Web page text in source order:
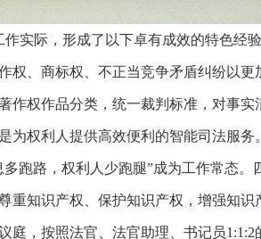
际，形成了以下卓有成效的特色经
、商标权、不正当竞争矛盾纠纷以
权作品分类，统一裁判标准，对事
权利人提供高效便利的智能司法服
跑路，权利人少跑腿”成为工作常态
知识产权、保护知识产权，增强知
，按照法官、法官助理、书记员